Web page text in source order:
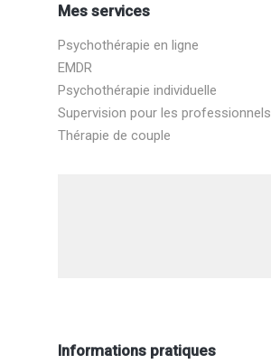
Mes services
Psychothérapie en ligne
EMDR
Psychothérapie individuelle
Supervision pour les professionnels
Thérapie de couple
Informations pratiques